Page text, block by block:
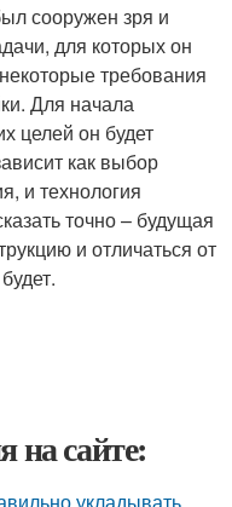
сооружен зря и
для которых он
требования
Для начала
целей он будет
как выбор
и технология
точно – будущая
и отличаться от
на сайте:
укладывать